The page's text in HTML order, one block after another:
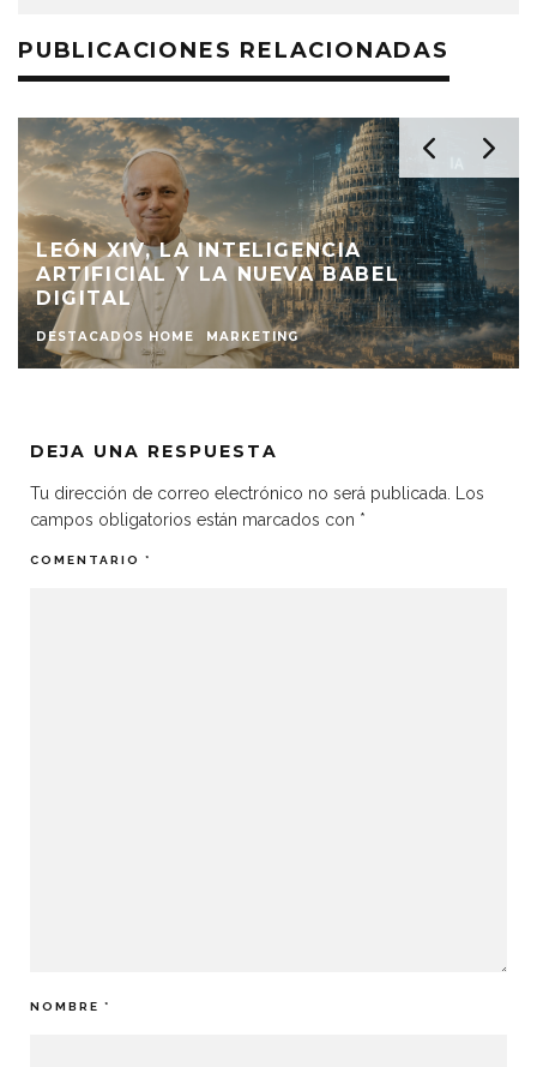
PUBLICACIONES RELACIONADAS
LEÓN XIV, LA INTELIGENCIA
ARTIFICIAL Y LA NUEVA BABEL
DIGITAL
DESTACADOS HOME MARKETING
DEJA UNA RESPUESTA
Tu dirección de correo electrónico no será publicada.
Los
campos obligatorios están marcados con *
COMENTARIO *
NOMBRE *